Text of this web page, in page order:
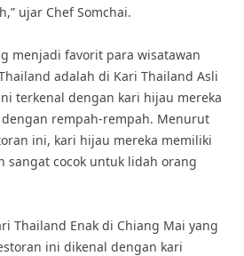
ujar Chef Somchai.
menjadi favorit para wisatawan
adalah di Kari Thailand Asli
terkenal dengan kari hijau mereka
rempah-rempah. Menurut
ini, kari hijau mereka memiliki
sangat cocok untuk lidah orang
Thailand Enak di Chiang Mai yang
ini dikenal dengan kari